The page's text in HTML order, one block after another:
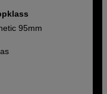
95mm